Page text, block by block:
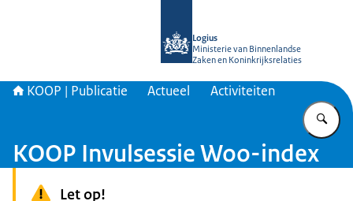
Logius
Ministerie van Binnenlandse
Zaken en Koninkrijksrelaties
KOOP | Publicatie Actueel Activiteiten
KOOP Invulsessie Woo-index
Let op!